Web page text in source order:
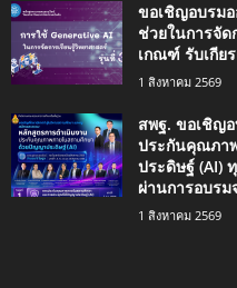
ขอเชิญอบรมอ
ช่วยในการจัด
เกณฑ์ รับเกีย
1 สิงหาคม 2569
สพฐ. ขอเชิญ
ประกันคุณภา
ประดิษฐ์ (AI)
ผ่านการอบรม
1 สิงหาคม 2569